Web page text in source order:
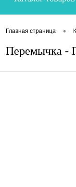
Главная страница •
Перемычка -